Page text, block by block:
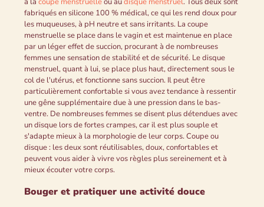
fabriqués en silicone 100 % médical, ce qui les rend doux pour
les muqueuses, à pH neutre et sans irritants. La coupe
menstruelle se place dans le vagin et est maintenue en place
par un léger effet de succion, procurant à de nombreuses
femmes une sensation de stabilité et de sécurité. Le disque
menstruel, quant à lui, se place plus haut, directement sous le
col de l'utérus, et fonctionne sans succion. Il peut être
particulièrement confortable si vous avez tendance à ressentir
une gêne supplémentaire due à une pression dans le bas-
ventre. De nombreuses femmes se disent plus détendues avec
un disque lors de fortes crampes, car il est plus souple et
s'adapte mieux à la morphologie de leur corps. Coupe ou
disque : les deux sont réutilisables, doux, confortables et
peuvent vous aider à vivre vos règles plus sereinement et à
mieux écouter votre corps.
Bouger et pratiquer une activité douce